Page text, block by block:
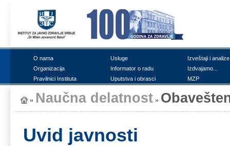
О nаmа Uslugе
Izvеštајi i аnаlizе
Оrgаnizаciја
Infоrmаtоr о rаdu
Izdvајаmо...
Prаvilnici Institutа
Uputstvа i оbrаsci MZP
Nаučnа dеlаtnоst
Uvid јаvnоsti